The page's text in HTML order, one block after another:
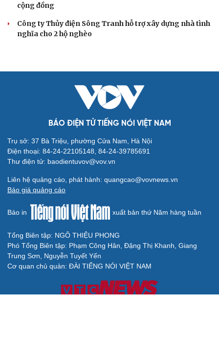
cộng đồng
Công ty Thủy điện Sông Tranh hỗ trợ xây dựng nhà tình
nghĩa cho 2 hộ nghèo
BÁO ĐIỆN TỬ TIẾNG NÓI VIỆT NAM
Trụ sở: 37 Bà Triệu, phường Cửa Nam, Hà Nội
Điện thoại: 84-24-22105148, 84-24-39785691
Thư điện tử: baodientuvov@vov.vn
Liên hệ quảng cáo, phát hành: quangcao@vovnews.vn
Báo giá quảng cáo
Báo in xuất bản thứ Năm hàng tuần
Tổng Biên tập: NGÔ THIỆU PHONG
Phó Tổng Biên tập: Phạm Công Hân, Đặng Thị Khanh, Giang
Trung Sơn, Nguyễn Tuyết Yến
Cơ quan chủ quản: ĐÀI TIẾNG NÓI VIỆT NAM